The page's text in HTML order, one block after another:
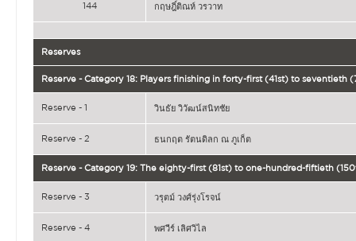
144 กฤษฎิ์ติณห์ วรวาท
Reserves
Reserve - Category 18: Players finishing in forty-first (41st) to
Reserve - 1 วินธัย วิวัฒน์สนิทชัย
Reserve - 2 ธนกฤต รัตนดิลก ณ ภูเก็ต
Reserve - Category 19: The eighty-first (81st) to one-hundred-fiftieth
Reserve - 3 วรุตม์ วงศ์รุ่งโรจน์
Reserve - 4 พศวีร์ เลิศวิไล